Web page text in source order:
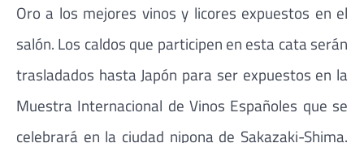
Oro a los mejores vinos y licores expuestos en el
salón. Los caldos que participen en esta cata serán
trasladados hasta Japón para ser expuestos en la
Muestra Internacional de Vinos Españoles que se
celebrará en la ciudad nipona de Sakazaki-Shima.